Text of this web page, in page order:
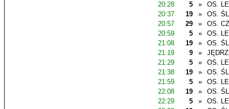
20:28
5 »
OS.
20:37
19 »
OS.
20:57
29 »
OS.
20:59
5 »
OS.
21:08
19 »
OS.
21:19
9 »
21:29
5 »
OS.
21:38
19 »
OS.
21:59
5 »
OS.
22:08
19 »
OS.
22:29
5 »
OS.